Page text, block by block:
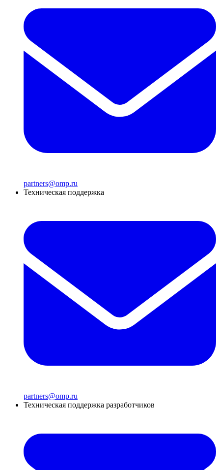
partners@omp.ru
Техническая поддержка
partners@omp.ru
Техническая поддержка разработчиков